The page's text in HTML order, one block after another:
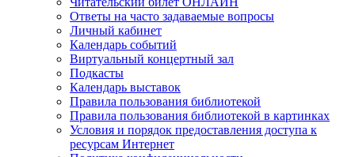
Ответы на часто задаваемые вопросы
Личный кабинет
Календарь событий
Виртуальный концертный зал
Подкасты
Календарь выставок
Правила пользования библиотекой
Правила пользования библиотекой в картинках
Условия и порядок предоставления доступа к
ресурсам Интернет